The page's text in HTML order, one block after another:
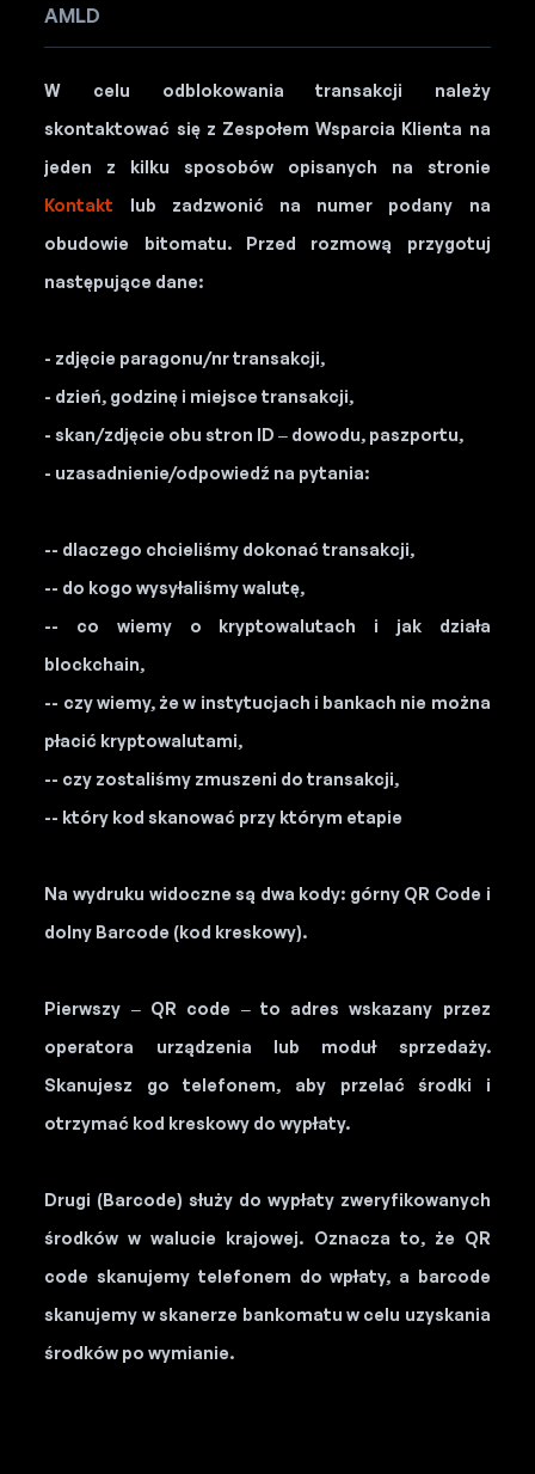
AMLD
W celu odblokowania transakcji należy
skontaktować się z Zespołem Wsparcia Klienta na
jeden z kilku sposobów opisanych na stronie
Kontakt lub zadzwonić na numer podany na
obudowie bitomatu. Przed rozmową przygotuj
następujące dane:
- zdjęcie paragonu/nr transakcji,
- dzień, godzinę i miejsce transakcji,
- skan/zdjęcie obu stron ID – dowodu, paszportu,
- uzasadnienie/odpowiedź na pytania:
-- dlaczego chcieliśmy dokonać transakcji,
-- do kogo wysyłaliśmy walutę,
-- co wiemy o kryptowalutach i jak działa
blockchain,
-- czy wiemy, że w instytucjach i bankach nie można
płacić kryptowalutami,
-- czy zostaliśmy zmuszeni do transakcji,
-- który kod skanować przy którym etapie
Na wydruku widoczne są dwa kody: górny QR Code i
dolny Barcode (kod kreskowy).
Pierwszy – QR code – to adres wskazany przez
operatora urządzenia lub moduł sprzedaży.
Skanujesz go telefonem, aby przelać środki i
otrzymać kod kreskowy do wypłaty.
Drugi (Barcode) służy do wypłaty zweryfikowanych
środków w walucie krajowej. Oznacza to, że QR
code skanujemy telefonem do wpłaty, a barcode
skanujemy w skanerze bankomatu w celu uzyskania
środków po wymianie.